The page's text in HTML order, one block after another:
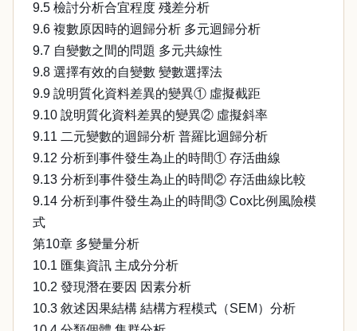
9.5 檢討分析合宜程度 殘差分析
9.6 複數原因時的迴歸分析 多元迴歸分析
9.7 自變數之間的問題 多元共線性
9.8 選擇有效的自變數 變數選擇法
9.9 說明質化資料差異的變異① 虛擬截距
9.10 說明質化資料差異的變異② 虛擬斜率
9.11 二元變數的迴歸分析 普羅比迴歸分析
9.12 分析到事件發生為止的時間① 存活曲線
9.13 分析到事件發生為止的時間② 存活曲線比較
9.14 分析到事件發生為止的時間③ Cox比例風險模
式
第10章 多變量分析
10.1 匯集資訊 主成分分析
10.2 發現潛在要因 因素分析
10.3 敘述因果結構 結構方程模式（SEM）分析